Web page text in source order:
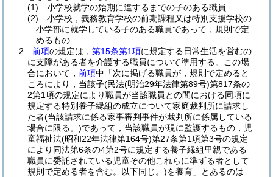
(1)
小学校就学の始期に達するまでの子のある職員
(2)
小学校，義務教育学校の前期課程又は特別支援学校の
小学部に就学している子のある職員であって，規則で定
めるもの
2
前項の規定は， 第15条第1項に規定する日常生活を営むの
に支障がある者を介護する職員について準用する。
この場
合において， 前項中「次に掲げる職員が，規則で定めると
ころにより，当該子(民法(明治29年法律第89号)第817条の
2第1項の規定により職員が当該職員との間における同項に
規定する特別養子縁組の成立について家庭裁判所に請求し
た者(当該請求に係る家事審判事件が裁判所に係属している
場合に限る。)であって，当該職員が現に監護するもの，児
童福祉法(昭和22年法律第164号)第27条第1項第3号の規定
により同法第6条の4第2号に規定する養子縁組里親である
職員に委託されている児童その他これらに準ずる者として
規則で定める者を含む。以下同じ。)を養育」とあるのは